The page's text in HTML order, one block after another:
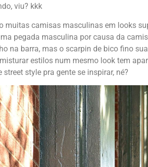
viu? kkk
muitas camisas masculinas em looks
pegada masculina por causa da
na barra, mas o scarpin de bico fino
estilos num mesmo look tem
style pra gente se inspirar, né?